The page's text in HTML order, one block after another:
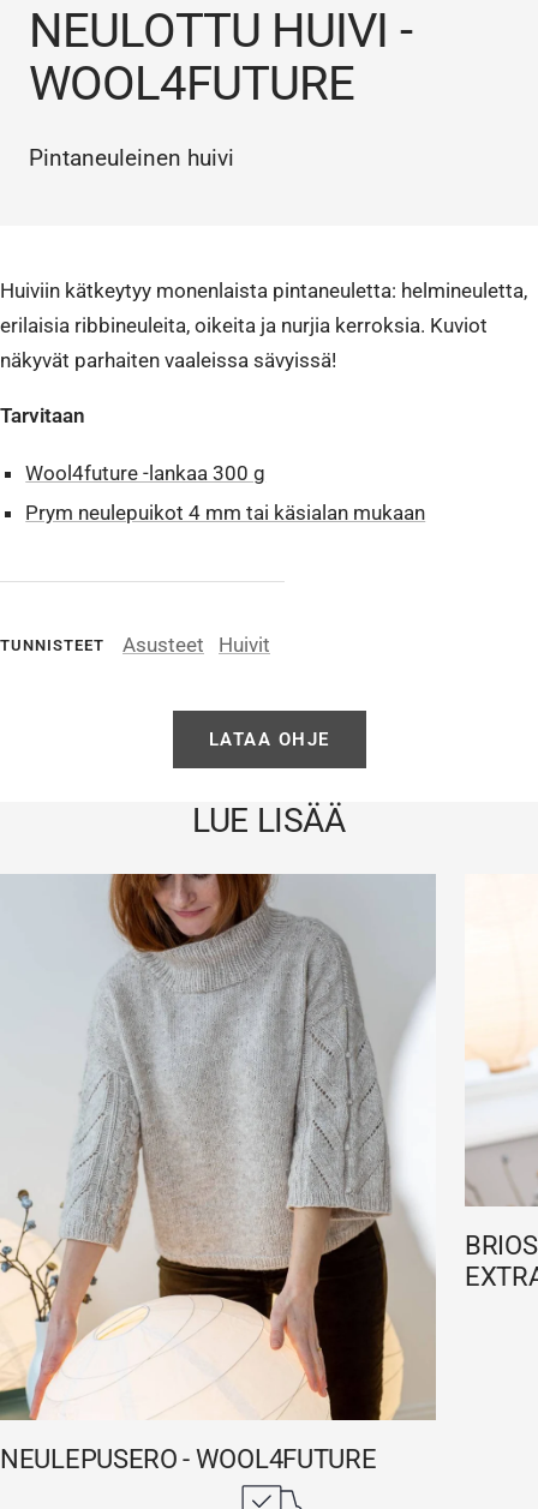
NEULOTTU HUIVI -
WOOL4FUTURE
Pintaneuleinen huivi
TUNNISTEET Asusteet Huivit
Huiviin kätkeytyy monenlaista pintaneuletta: helmineuletta,
erilaisia ribbineuleita, oikeita ja nurjia kerroksia. Kuviot
näkyvät parhaiten vaaleissa sävyissä!
Tarvitaan
Wool4future -lankaa 300 g
Prym neulepuikot 4 mm tai käsialan mukaan
LATAA OHJE
LUE LISÄÄ
NEULEPUSERO - WOOL4FUTURE